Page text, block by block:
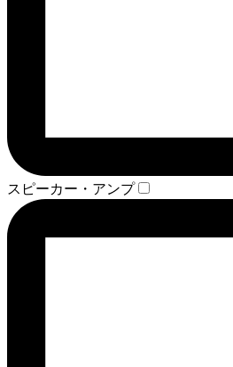
スピーカー・アンプ